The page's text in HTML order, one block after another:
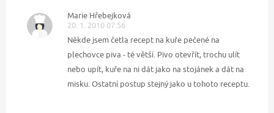
Marie Hřebejková
20. 1. 2010 07:56
Někde jsem četla recept na kuře pečené na
plechovce piva - té větší. Pivo otevřít, trochu ulít
nebo upít, kuře na ni dát jako na stojánek a dát na
misku. Ostatní postup stejný jako u tohoto receptu.